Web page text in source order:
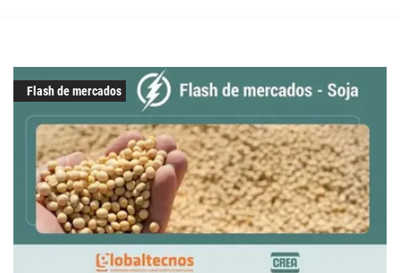
Flash de mercados